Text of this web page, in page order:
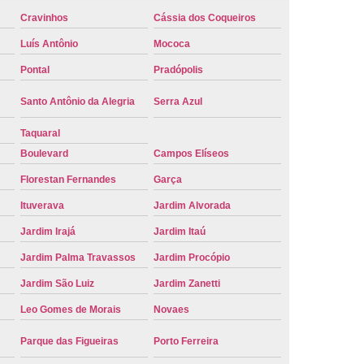
Carro Oficial
Placa de um Carro
um Carro Ribeirão Preto
Placa Nova Carro
no Carro
Placa Vermelha de Carro
Veicular
Placa Veicular Amarela
Cinza
Veicular Nova
Placa Veicular Preta
Veicular Verde
Placa Veicular Vermelha
de Placa Automotiva Cravinhos
Preto
Reforma de Placa Carro
Placa Automotiva
Reforma Placa Carro
Reformar Placa de Veículo
Serviço de Reforma de Placa Veicular
Troca de Placa
Cravinhos Cássia dos Coqueiros
Luís Antônio Mococa
Pontal Pradópolis
Santo Antônio da Alegria Serra Azul
Taquaral
Boulevard Campos Elíseos
Florestan Fernandes Garça
Ituverava Jardim Alvorada
Jardim Irajá Jardim Itaú
Jardim Palma Travassos Jardim Procópio
Jardim São Luiz Jardim Zanetti
Leo Gomes de Morais Novaes
Parque das Figueiras Porto Ferreira